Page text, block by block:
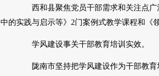
西和县聚焦党员干部需求和关注点广
中的实践与启示等》2门案例式教学课程和《
学风建设事关干部教育培训实效。
陇南市坚持把学风建设作为干部教育